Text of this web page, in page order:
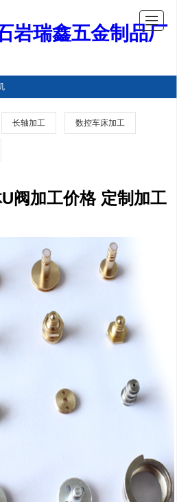
岩瑞鑫五金制品厂
长轴加工 数控车床加工
阀加工价格 定制加工